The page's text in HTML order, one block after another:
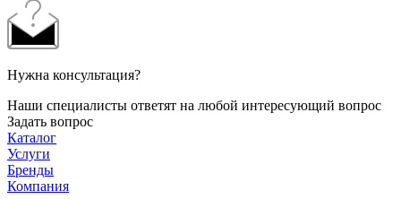
Нужна консультация?
Наши специалисты ответят на любой интересующий вопрос
Задать вопрос
Каталог
Услуги
Бренды
Компания